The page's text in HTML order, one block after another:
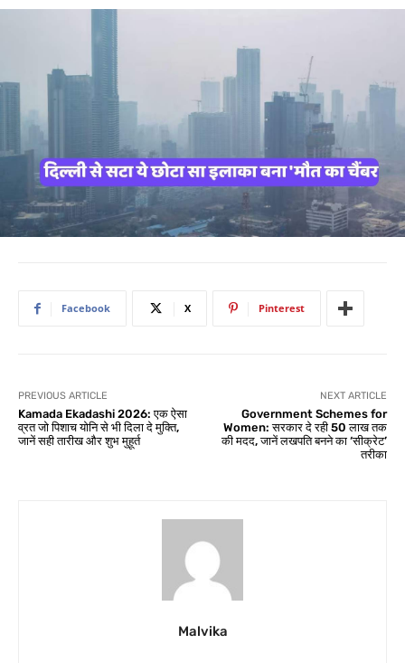
Facebook X Pinterest
PREVIOUS ARTICLE
Kamada Ekadashi 2026: एक ऐसा
व्रत जो पिशाच योनि से भी दिला दे मुक्ति,
जानें सही तारीख और शुभ मुहूर्त
NEXT ARTICLE
Government Schemes for
Women: सरकार दे रही 50 लाख तक
की मदद, जानें लखपति बनने का ‘सीक्रेट’
तरीका
Malvika